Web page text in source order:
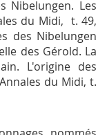
Nibelungen. Les
du Midi, t. 49,
des Nibelungen
des Gérold. La
L'origine des
Annales du Midi, t.